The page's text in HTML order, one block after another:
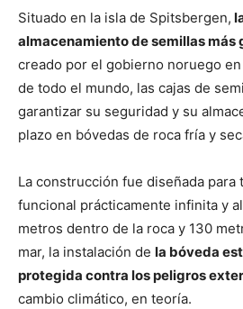
Situado en la isla de Spitsbergen,
almacenamiento de semillas más
creado por el gobierno noruego
de todo el mundo, las cajas de
garantizar su seguridad y su
plazo en bóvedas de roca fría y
La construcción fue diseñada para
funcional prácticamente infinita y
metros dentro de la roca y 130
mar, la instalación de la bóveda
protegida contra los peligros
cambio climático, en teoría.